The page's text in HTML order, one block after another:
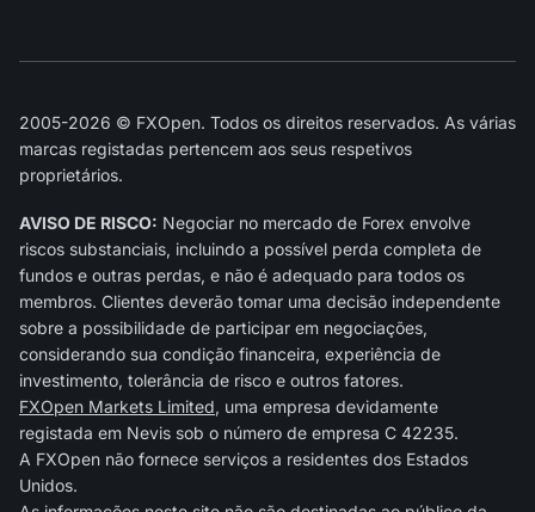
2005-2026 © FXOpen. Todos os direitos reservados. As várias
marcas registadas pertencem aos seus respetivos
proprietários.
AVISO DE RISCO: Negociar no mercado de Forex envolve
riscos substanciais, incluindo a possível perda completa de
fundos e outras perdas, e não é adequado para todos os
membros. Clientes deverão tomar uma decisão independente
sobre a possibilidade de participar em negociações,
considerando sua condição financeira, experiência de
investimento, tolerância de risco e outros fatores.
FXOpen Markets Limited, uma empresa devidamente
registada em Nevis sob o número de empresa C 42235.
A FXOpen não fornece serviços a residentes dos Estados
Unidos.